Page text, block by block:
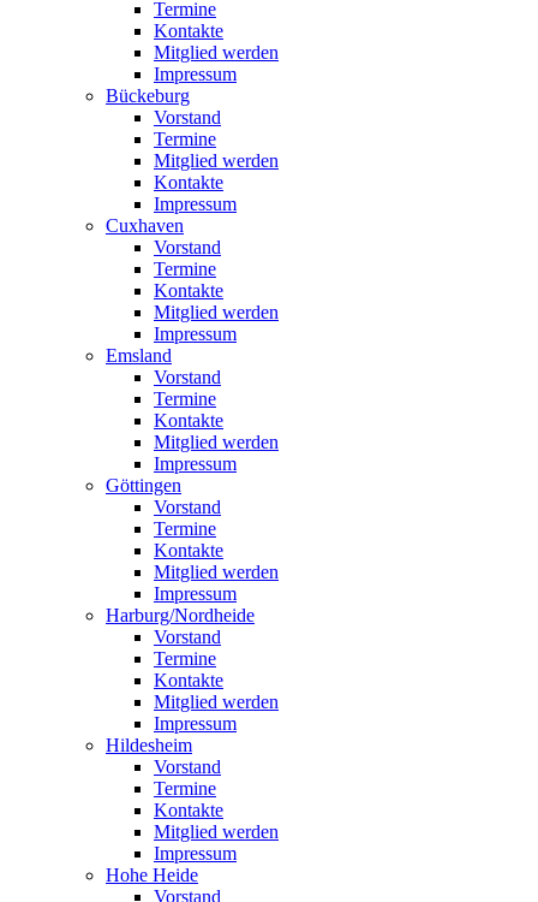
Termine
Kontakte
Mitglied werden
Impressum
Bückeburg
Vorstand
Termine
Mitglied werden
Kontakte
Impressum
Cuxhaven
Vorstand
Termine
Kontakte
Mitglied werden
Impressum
Emsland
Vorstand
Termine
Kontakte
Mitglied werden
Impressum
Göttingen
Vorstand
Termine
Kontakte
Mitglied werden
Impressum
Harburg/Nordheide
Vorstand
Termine
Kontakte
Mitglied werden
Impressum
Hildesheim
Vorstand
Termine
Kontakte
Mitglied werden
Impressum
Hohe Heide
Vorstand